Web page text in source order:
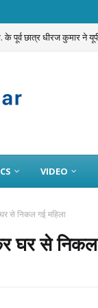
के पूर्व छात्र धीरज कुमार ने
VIDEO
से निकल गई महिला
घर से निकल